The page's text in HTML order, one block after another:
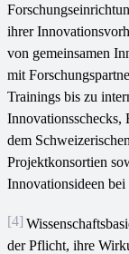
ihrer
von gemeinsamen
mit
Trainings bis zu
dem
Projektkonsortien
Innovationsideen
[4]
der Pflicht, ihre